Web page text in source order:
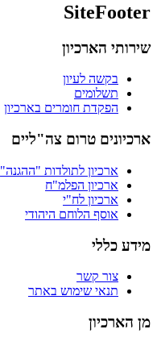
SiteFooter
שירותי הארכיון
בקשה לעיון
תשלומים
הפקדת חומרים בארכיון
ארכיונים טרום צה"ליים
ארכיון לתולדות "ההגנה"
ארכיון הפלמ"ח
ארכיון לח"י
אוסף הלוחם היהודי
מידע כללי
צור קשר
תנאי שימוש באתר
מן הארכיון